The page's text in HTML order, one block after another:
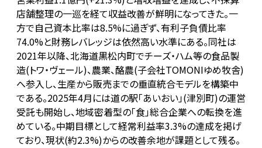
店舗整理の一巡を経て収益改善が鮮明になってきた。一
方で自己資本比率は8.5%に過ぎず、有利子負債比率
74.0%と財務レバレッジは依然高い水準にある。同社は
2021年以降、北海道黒松内町でチーズ・ハム等の食品製
造(トワ・ヴェール)、農業、酪農(子会社TOMONIゆめ牧舎)
へ参入し、生産から販売までの垂直統合モデルを構築中
である。2025年4月には道の駅「あいおい」(津別町)の運営
受託も開始し、地域密着型の「食」総合企業への転換を進
めている。中期目標として経常利益率3.3%の達成を掲げ
ており、現状(約2.3%)からの改善余地が課題として残る。